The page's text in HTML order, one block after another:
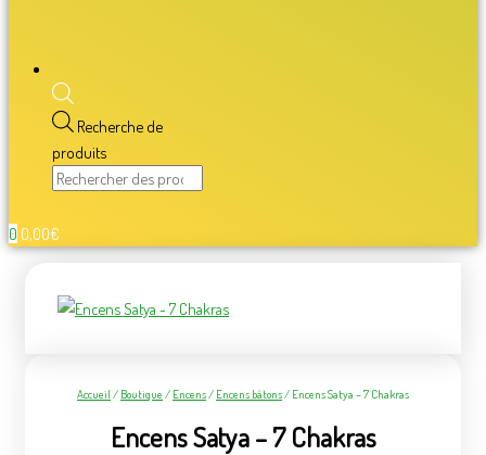
Recherche de
produits
0 0,00€
Accueil / Boutique / Encens/ Encens bâtons/ Encens Satya – 7 Chakras
Encens Satya – 7 Chakras